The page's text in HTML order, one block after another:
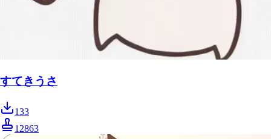
すてきうさ
133
12863